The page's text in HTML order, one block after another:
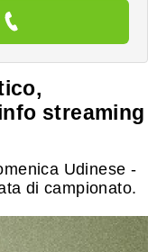
streaming
Udinese -
di campionato.